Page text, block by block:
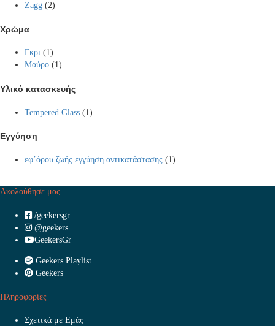
Zagg (2)
Χρώμα
Γκρι (1)
Μαύρο (1)
Υλικό κατασκευής
Tempered Glass (1)
Εγγύηση
εφ’όρου ζωής εγγύηση αντικατάστασης (1)
Ακολούθησε μας
/geekersgr
@geekers
GeekersGr
Geekers Playlist
Geekers
Πληροφορίες
Σχετικά με Εμάς